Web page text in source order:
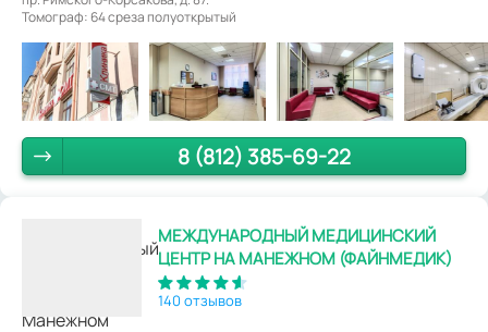
Томограф: 64 среза полуоткрытый
8 (812) 385-69-22
МЕЖДУНАРОДНЫЙ МЕДИЦИНСКИЙ
ЦЕНТР НА МАНЕЖНОМ (ФАЙНМЕДИК)
140 отзывов